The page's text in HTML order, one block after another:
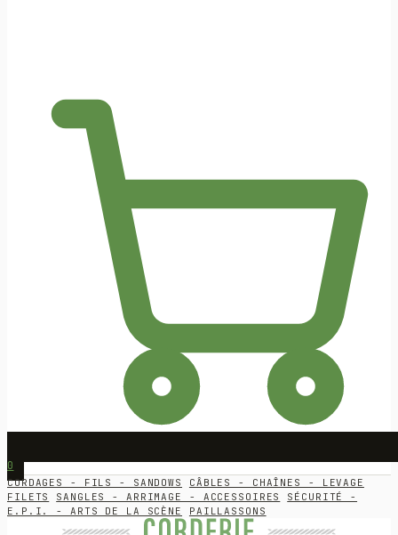
0
CORDAGES - FILS - SANDOWS
CÂBLES - CHAÎNES - LEVAGE
FILETS
SANGLES - ARRIMAGE - ACCESSOIRES
SÉCURITÉ -
E.P.I. - ARTS DE LA SCÈNE
PAILLASSONS